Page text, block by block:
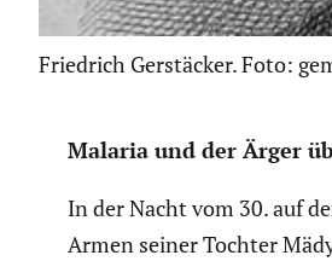
Friedrich Gerstäcker. Foto:
Malaria und der Ärger
In der Nacht vom 30. auf
Armen seiner Tochter